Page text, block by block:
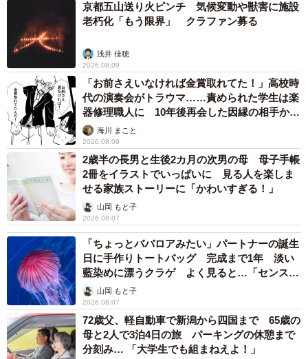
処分予定だったバッグ…その後は？
バッグは母親に買ってもらった物で、愛用していた20年
超の間に何度も洗濯したそう。「買ってもらった当時はベ
ロアみたいな感じでした。洗っていい素材ではなかったか
も…」。それでも半券がしっかり残っていたとは驚きで
す。
今回の出来事は家族のお二人にも伝えたのでしょうか。
「母にも妹にも言ってません。今はコロナ禍で実家にも帰
れていません…。もう少し落ち着いたらこの半券を持って
帰って見せたいですね」
処分する予定だったバッグ。その後は？
「バッグ…も、しばらく捨てられないかもしれません」
（おみかんさん）
京都五山送り火ピンチ 気候変動や獣害に施設
老朽化「もう限界」 クラファン募る
浅井 佳穂
2026.08.09
「お前さえいなければ金賞取れてた！」高校時
代の演奏会がトラウマ……責められた学生は楽
器修理職人に 10年後再会した因縁の相手から
思わぬ申し出【漫画】
海川 まこと
2026.08.09
2歳半の長男と生後2カ月の次男の母 母子手帳
2冊をイラストでいっぱいに 見る人を楽しま
せる家族ストーリーに「かわいすぎる！」
山岡 もと子
2026.08.07
「ちょっとババロアみたい」パートナーの誕生
日に手作りトートバッグ 完成まで1年 淡い
藍染めに漂うクラゲ よく見ると…「センスす
ごい」山岡 もと子
2026.08.07
72歳父、軽自動車で新潟から四国まで 65歳の
母と2人で3泊4日の旅 パーキングの休憩まで
分刻み… 「大学生でも組まねえよ！」